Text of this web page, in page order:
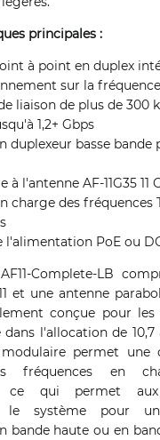
principales :
à point en duplex
sur la fréquence
liaison de plus de 300
1,2+ Gbps
duplexeur basse bande
à l'antenne AF-11G35 11
charge des fréquences
l'alimentation PoE ou
Complete-LB
et une antenne
conçue pour les
l'allocation de 10,7
permet une
fréquences en
ce qui permet
le système pour
bande haute ou en